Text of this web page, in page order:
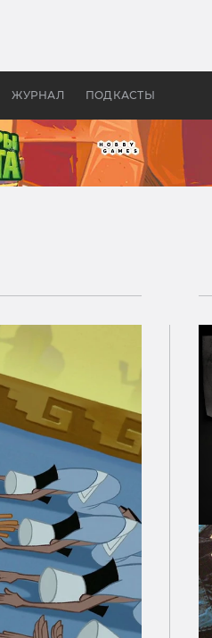
ЖУРНАЛ ПОДКАСТЫ
бы «Властелина колец»